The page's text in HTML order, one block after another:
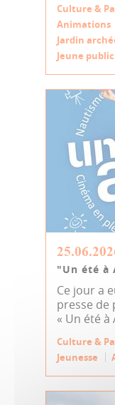
Culture &
Animations
Jardin
Jeune public
"Un été à
Ce jour a
presse de
« Un été à
Culture &
Jeunesse